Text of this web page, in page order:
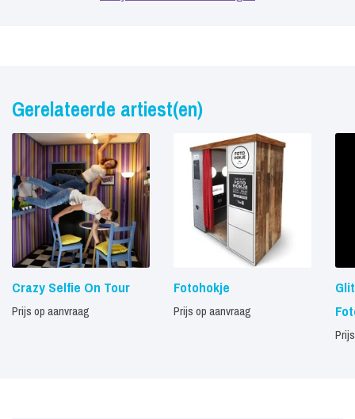
Gerelateerde artiest(en)
Crazy Selfie On Tour
Prijs op aanvraag
Fotohokje
Prijs op aanvraag